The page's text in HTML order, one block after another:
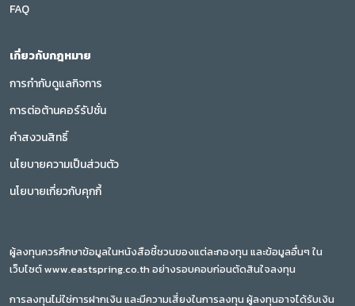
FAQ
เกี่ยวกับกฎหมาย
การกำกับดูแลกิจการ
การต่อต้านคอร์รัปชั่น
คำสงวนสิทธิ์
นโยบายความเป็นส่วนตัว
นโยบายเกี่ยวกับคุกกี้
ผู้ลงทุนควรศึกษาข้อมูลในหนังสือชี้ชวนของแต่ละกองทุน และข้อมูลอื่นๆ ใน
เว็บไซต์ www.eastspring.co.th อย่างรอบคอบก่อนตัดสินใจลงทุน
การลงทุนไม่ใช่การฝากเงิน และมีความเสี่ยงในการลงทุน ผู้ลงทุนอาจได้รับเงิน